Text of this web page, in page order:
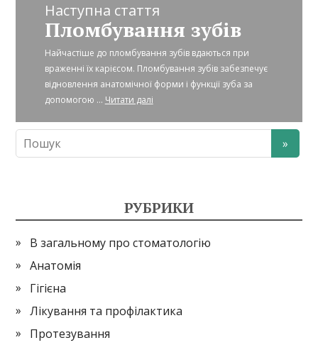
Наступна стаття
Пломбування зубів
Найчастіше до пломбування зубів вдаються при
враженні їх карієсом. Пломбування зубів забезпечує
відновлення анатомічної форми і функції зуба за
допомогою ... Читати далі
РУБРИКИ
В загальному про стоматологію
Анатомія
Гігієна
Лікування та профілактика
Протезування